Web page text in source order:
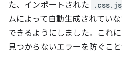
た、インポートされた
.css.js
ムによって自動生成されてい
できるようにしました。これ
見つからないエラーを防ぐこと